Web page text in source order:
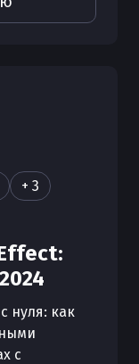
+ 3
нуля: как
с